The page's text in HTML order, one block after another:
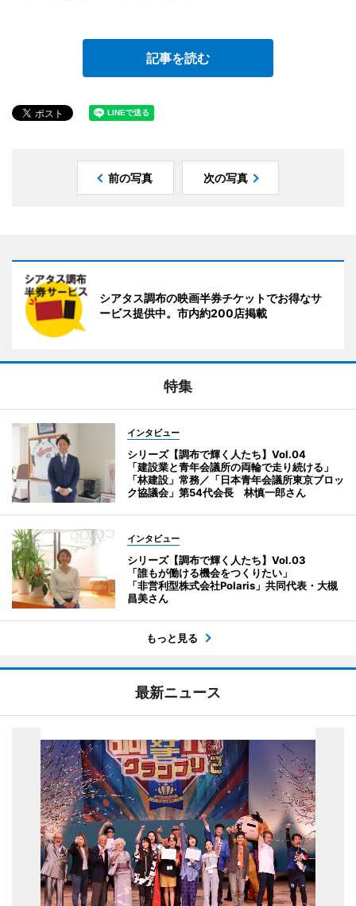
記事を読む
前の写真 次の写真
シアタス調布の映画半券チケットでお得なサ
ービス提供中。市内約200店掲載
特集
インタビュー
シリーズ【調布で輝く人たち】Vol.04
「建設業と青年会議所の両輪で走り続ける」
「林建設」常務／「日本青年会議所東京ブロッ
ク協議会」第54代会長 林慎一郎さん
インタビュー
シリーズ【調布で輝く人たち】Vol.03
「誰もが働ける機会をつくりたい」
「非営利型株式会社Polaris」共同代表・大槻
昌美さん
もっと見る
最新ニュース